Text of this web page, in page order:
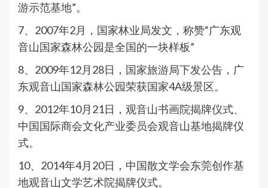
游示范基地”。
7、2007年2月，国家林业局发文，称赞“广东观
音山国家森林公园是全国的一块样板”
8、2009年12月28日，国家旅游局下发公告，广
东观音山国家森林公园荣获国家4A级景区。
9、2012年10月21日，观音山书画院揭牌仪式、
中国国际商会文化产业委员会观音山基地揭牌仪
式。
10、2014年4月20日，中国散文学会东莞创作基
地观音山文学艺术院揭牌仪式。